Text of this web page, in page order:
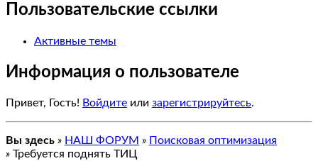
Пользовательские ссылки
Активные темы
Информация о пользователе
Привет, Гость! Войдите или зарегистрируйтесь.
Вы здесь » НАШ ФОРУМ » Поисковая оптимизация
» Требуется поднять ТИЦ